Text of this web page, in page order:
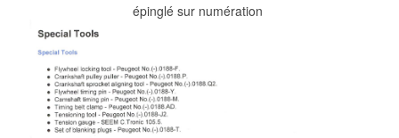
épinglé sur numération